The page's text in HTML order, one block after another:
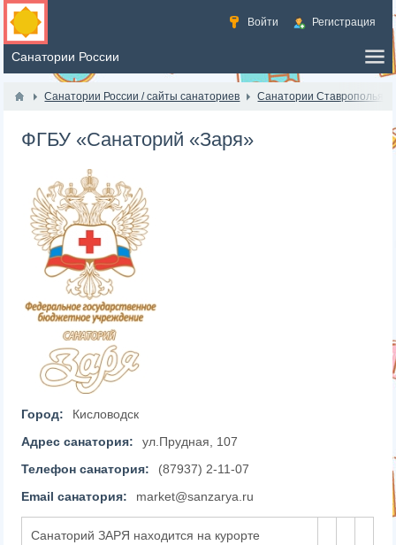
Войти Регистрация
Санатории России / сайты санаториев Санатории Ставрополья
ФГБУ «Санаторий «Заря»
Город:
Кисловодск
Адрес санатория:
ул.Прудная, 107
Телефон санатория:
(87937) 2-11-07
Email санатория:
market@sanzarya.ru
Санаторий ЗАРЯ находится на курорте